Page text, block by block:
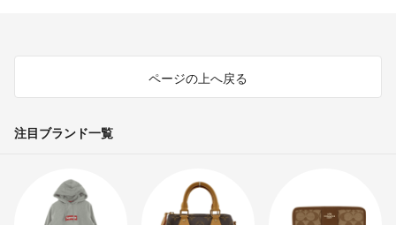
ページの上へ戻る
注目ブランド一覧